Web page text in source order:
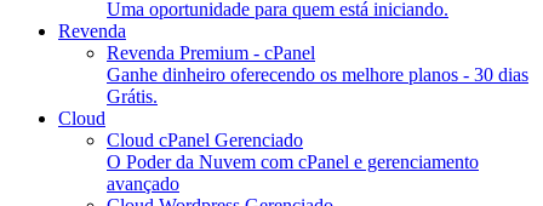
Uma oportunidade para quem está iniciando.
Revenda
Revenda Premium - cPanel
Ganhe dinheiro oferecendo os melhore planos - 30 dias
Grátis.
Cloud
Cloud cPanel Gerenciado
O Poder da Nuvem com cPanel e gerenciamento
avançado